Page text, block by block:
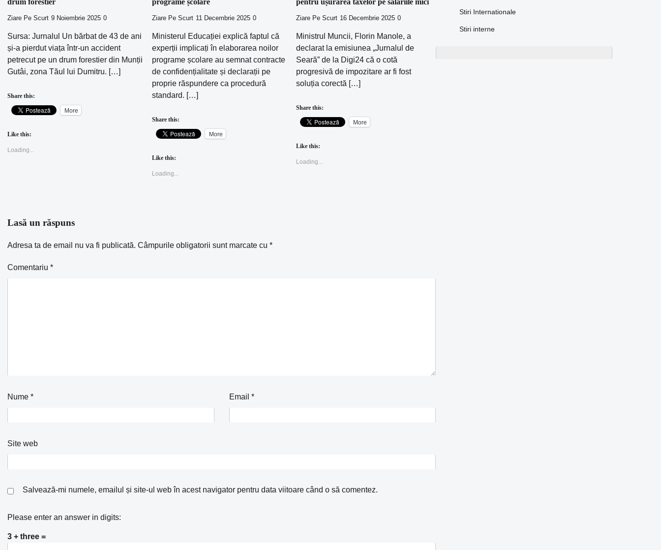
drum forestier
Ziare Pe Scurt 9 Noiembrie 2025 0
Sursa: Jurnalul Un bărbat de 43 de ani
și-a pierdut viața într-un accident
petrecut pe un drum forestier din Munții
Gutâi, zona Tăul lui Dumitru. […]
Share this:
More
Like this:
Loading...
programe școlare
Ziare Pe Scurt 11 Decembrie 2025 0
Ministerul Educației explică faptul că
experții implicați în elaborarea noilor
programe școlare au semnat contracte
de confidențialitate și declarații pe
proprie răspundere ca procedură
standard. […]
Share this:
More
Like this:
Loading...
pentru ușurarea taxelor pe salariile mici
Ziare Pe Scurt 16 Decembrie 2025 0
Ministrul Muncii, Florin Manole, a
declarat la emisiunea „Jurnalul de
Seară” de la Digi24 că o cotă
progresivă de impozitare ar fi fost
soluția corectă […]
Share this:
More
Like this:
Loading...
Lasă un răspuns
Adresa ta de email nu va fi publicată. Câmpurile obligatorii sunt marcate cu *
Comentariu *
Nume * Email *
Site web
Salvează-mi numele, emailul și site-ul web în acest navigator pentru data viitoare când o să comentez.
Please enter an answer in digits:
3 + three =
Stiri Internationale
Stiri interne